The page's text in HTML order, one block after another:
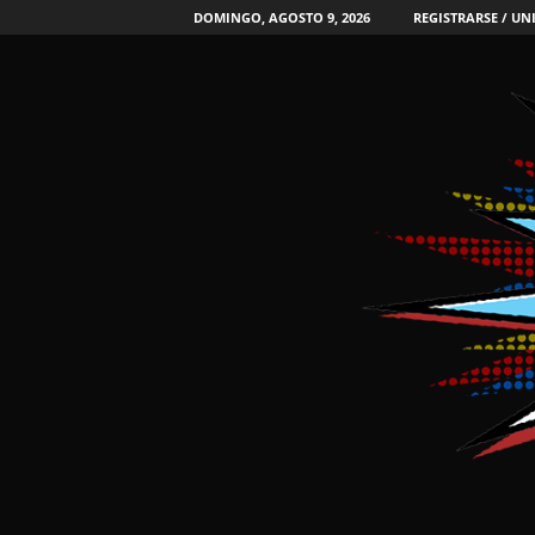
DOMINGO, AGOSTO 9, 2026 REGISTRARSE /